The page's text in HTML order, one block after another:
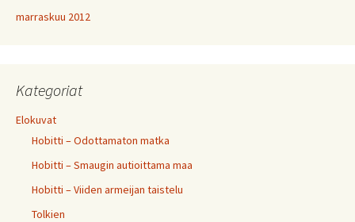
marraskuu 2012
Kategoriat
Elokuvat
Hobitti – Odottamaton matka
Hobitti – Smaugin autioittama maa
Hobitti – Viiden armeijan taistelu
Tolkien